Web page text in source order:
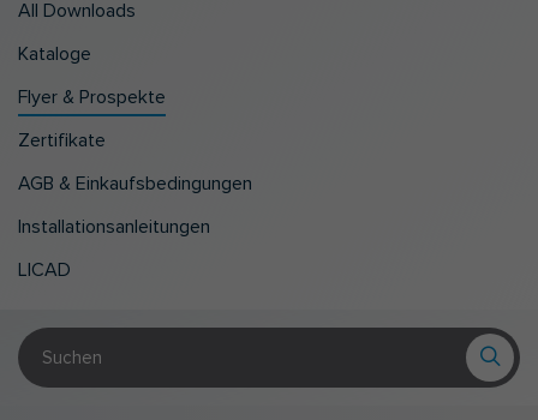
All Downloads
Kataloge
Flyer & Prospekte
Zertifikate
AGB & Einkaufsbedingungen
Installationsanleitungen
LICAD